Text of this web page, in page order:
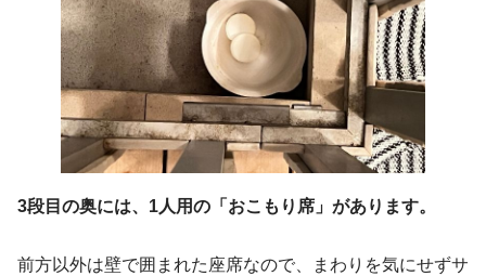
3段目の奥には、1人用の「おこもり席」があります。
前方以外は壁で囲まれた座席なので、まわりを気にせずサ